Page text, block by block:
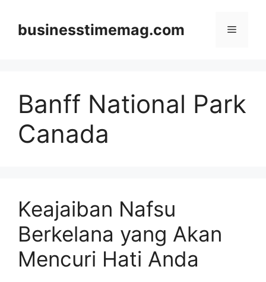
contentbusinesstimemag.com Menu
Banff National Park
Canada
Keajaiban Nafsu
Berkelana yang Akan
Mencuri Hati Anda